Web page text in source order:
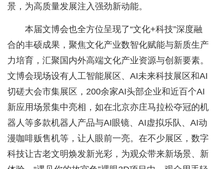
景，为高质量发展注入强劲新动能。
本届文博会也全方位呈现了“文化+科技”深度融
合的丰硕成果，聚焦文化产业数智化赋能与新质生产
力培育，汇聚国内外高端文化产业资源与创新要素。
文博会现场设有人工智能展区、AI未来科技展区和AI
切磋大会市集展区，200余家AI头部企业和近百个AI
新应用场景集中亮相，如在北京亦庄马拉松夺冠的机
器人等多款机器人产品与AI眼镜、AI虚拟乐队、AI动
漫咖啡贩售机等，让人眼前一亮。在不少展区，数字
科技让古老文明焕发新光彩，为观众带来新场景、新